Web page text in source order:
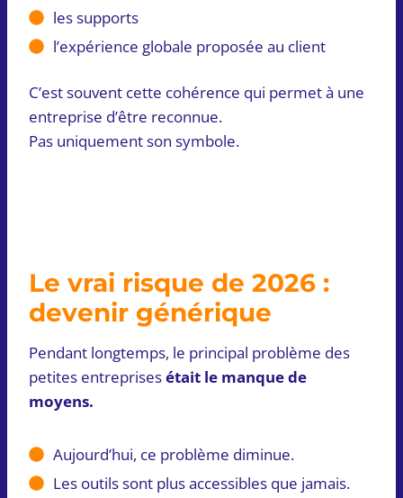
les supports
l’expérience globale proposée au client
C’est souvent cette cohérence qui permet à une
entreprise d’être reconnue.
Pas uniquement son symbole.
Le vrai risque de 2026 :
devenir générique
Pendant longtemps, le principal problème des
petites entreprisesétait le manque de
moyens.
Aujourd’hui, ce problème diminue.
Les outils sont plus accessibles que jamais.